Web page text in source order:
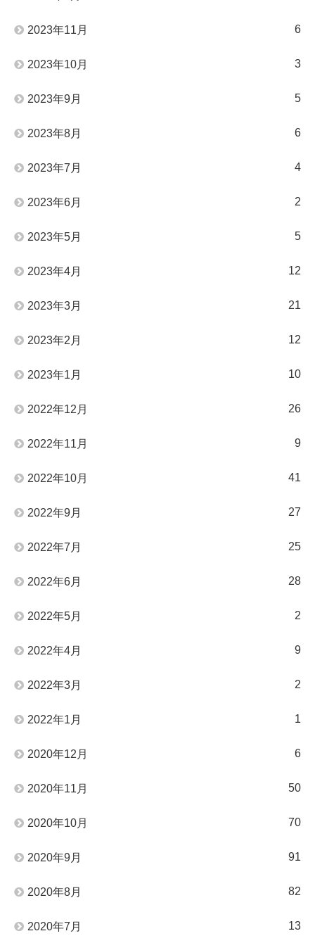
2023年11月 6
2023年10月 3
2023年9月 5
2023年8月 6
2023年7月 4
2023年6月 2
2023年5月 5
2023年4月 12
2023年3月 21
2023年2月 12
2023年1月 10
2022年12月 26
2022年11月 9
2022年10月 41
2022年9月 27
2022年7月 25
2022年6月 28
2022年5月 2
2022年4月 9
2022年3月 2
2022年1月 1
2020年12月 6
2020年11月 50
2020年10月 70
2020年9月 91
2020年8月 82
2020年7月 13